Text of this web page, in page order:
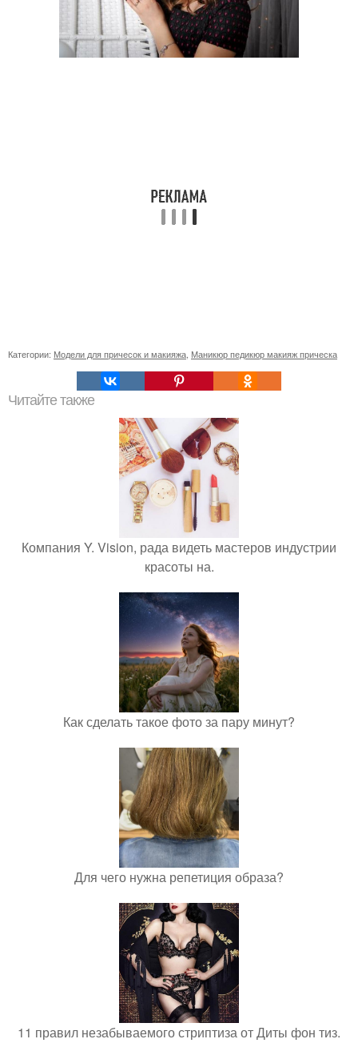
Категории: Модели для причесок и макияжа, Маникюр педикюр макияж прическа
Читайте также
Компания Y. Vision, рада видеть мастеров индустрии
красоты на.
Как сделать такое фото за пару минут?
Для чего нужна репетиция образа?
11 правил незабываемого стриптиза от Диты фон тиз.